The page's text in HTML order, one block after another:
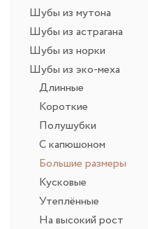
Шубы из мутона
Шубы из астрагана
Шубы из норки
Шубы из эко-меха
Длинные
Короткие
Полушубки
С капюшоном
Большие размеры
Кусковые
Утеплённые
На высокий рост